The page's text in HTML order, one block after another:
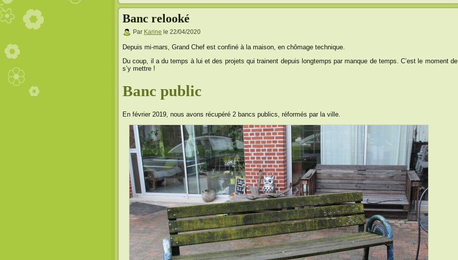
Banc relooké
Par Karine le 22/04/2020
Depuis mi-mars, Grand Chef est confiné à la maison, en chômage technique.
Du coup, il a du temps à lui et des projets qui trainent depuis longtemps par manque de temps. C’est le moment de
s’y mettre !
Banc public
En février 2019, nous avons récupéré 2 bancs publics, réformés par la ville.